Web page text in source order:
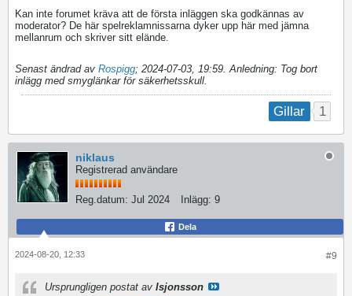
Kan inte forumet kräva att de första inläggen ska godkännas av
moderator? De här spelreklamnissarna dyker upp här med jämna
mellanrum och skriver sitt elände.
Senast ändrad av Rospigg; 2024-07-03, 19:59 Anledning: Tog bort
inlägg med smyglänkar för säkerhetsskull.
Gillar 1
niklaus
Registrerad användare
Reg.datum: Jul 2024 Inlägg: 9
Dela
#9
2024-08-20, 12:33
Ursprungligen postat av lsjonsson